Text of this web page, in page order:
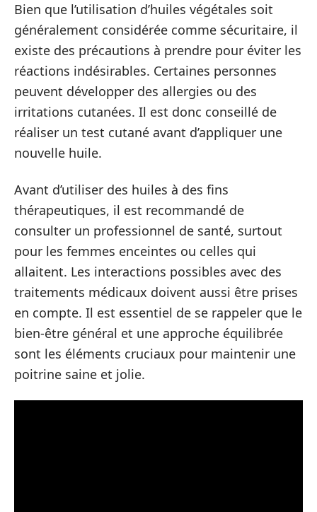
Bien que l’utilisation d’huiles végétales soit
généralement considérée comme sécuritaire, il
existe des précautions à prendre pour éviter les
réactions indésirables. Certaines personnes
peuvent développer des allergies ou des
irritations cutanées. Il est donc conseillé de
réaliser un test cutané avant d’appliquer une
nouvelle huile.
Avant d’utiliser des huiles à des fins
thérapeutiques, il est recommandé de
consulter un professionnel de santé, surtout
pour les femmes enceintes ou celles qui
allaitent. Les interactions possibles avec des
traitements médicaux doivent aussi être prises
en compte. Il est essentiel de se rappeler que le
bien-être général et une approche équilibrée
sont les éléments cruciaux pour maintenir une
poitrine saine et jolie.